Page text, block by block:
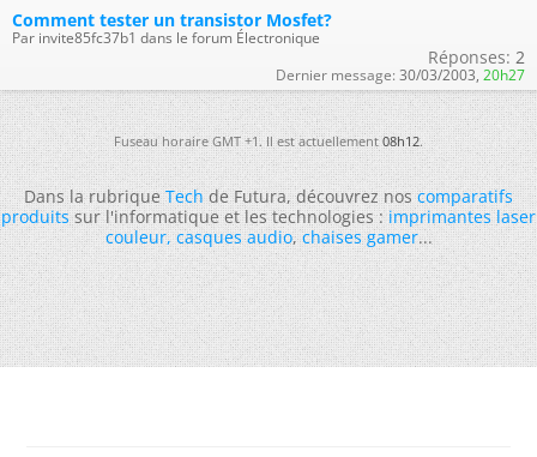
Comment tester un transistor Mosfet?
Par invite85fc37b1 dans le forum Électronique
Réponses: 2
Dernier message: 30/03/2003, 20h27
Fuseau horaire GMT +1. Il est actuellement08h12.
Dans la rubriqueTechde Futura, découvrez noscomparatifs
produitssur l'informatique et les technologies : imprimantes laser
couleur,casques audio,chaises gamer...